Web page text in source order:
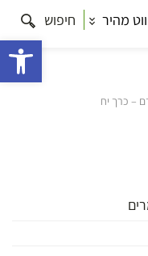
מהיר חיפוש
– כרך יח